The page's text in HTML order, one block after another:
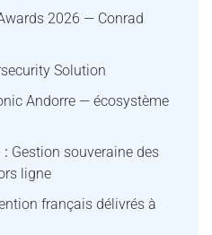
2026 — Conrad
Solution
Andorre — écosystème
: Gestion souveraine des
ligne
français délivrés à